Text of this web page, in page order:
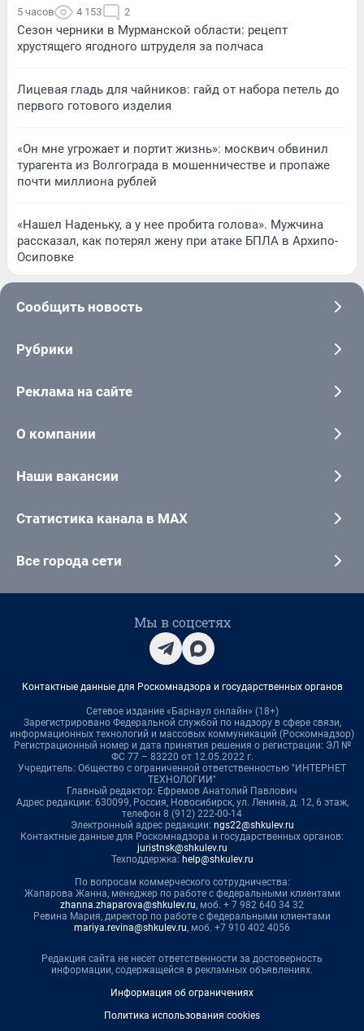
5 часов 4 153 2
Сезон черники в Мурманской области: рецепт
хрустящего ягодного штруделя за полчаса
Лицевая гладь для чайников: гайд от набора петель до
первого готового изделия
«Он мне угрожает и портит жизнь»: москвич обвинил
турагента из Волгограда в мошенничестве и пропаже
почти миллиона рублей
«Нашел Наденьку, а у нее пробита голова». Мужчина
рассказал, как потерял жену при атаке БПЛА в Архипо-
Осиповке
Сообщить новость
Рубрики
Реклама на сайте
О компании
Наши вакансии
Статистика канала в MAX
Все города сети
Мы в соцсетях
Контактные данные для Роскомнадзора и государственных органов
Сетевое издание «Барнаул онлайн» (18+)
Зарегистрировано Федеральной службой по надзору в сфере связи,
информационных технологий и массовых коммуникаций (Роскомнадзор)
Регистрационный номер и дата принятия решения о регистрации: ЭЛ №
ФС 77 – 83220 от 12.05.2022 г.
Учредитель: Общество с ограниченной ответственностью "ИНТЕРНЕТ
ТЕХНОЛОГИИ"
Главный редактор: Ефремов Анатолий Павлович
Адрес редакции: 630099, Россия, Новосибирск, ул. Ленина, д. 12, 6 этаж,
телефон 8 (912) 222-00-14
Электронный адрес редакции: ngs22@shkulev.ru
Контактные данные для Роскомнадзора и государственных органов:
juristnsk@shkulev.ru
Техподдержка: help@shkulev.ru
По вопросам коммерческого сотрудничества:
Жапарова Жанна, менеджер по работе с федеральными клиентами
zhanna.zhaparova@shkulev.ru, моб. + 7 982 640 34 32
Ревина Мария, директор по работе с федеральными клиентами
mariya.revina@shkulev.ru, моб. +7 910 402 4056
Редакция сайта не несет ответственности за достоверность
информации, содержащейся в рекламных объявлениях.
Информация об ограничениях
Политика использования cookies